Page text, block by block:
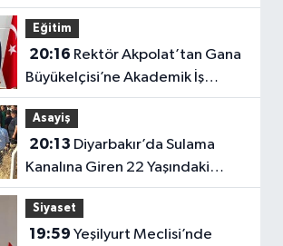
Cuma Sözleri..
Eğitim
20:16
Büyükelçisi’ne Akademik İş
Birliği Ziyareti!
Asayiş
20:13
Kanalına Giren 22 Yaşındaki
Genç Hayatını Kaybetti!
Siyaset
19:59